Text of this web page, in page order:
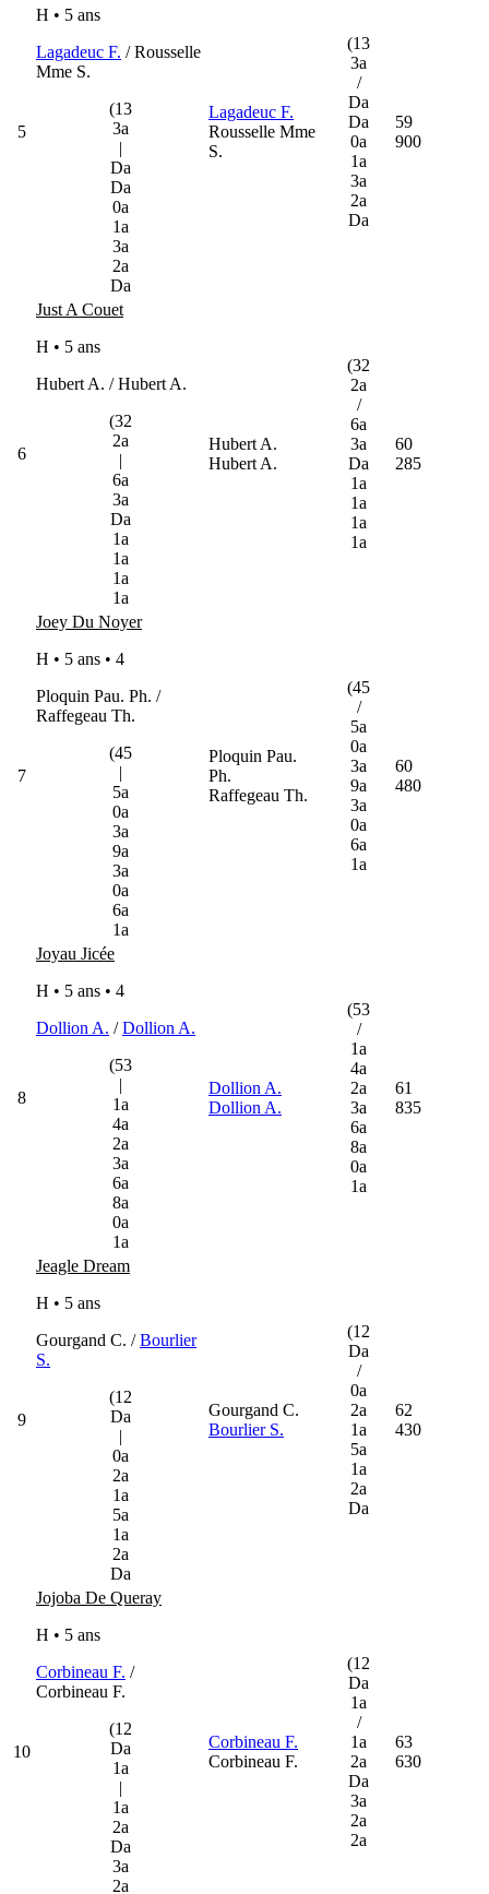
5
H • 5 ans
Lagadeuc F. / Rousselle
Mme S.
(13
3a
|
Da
Da
0a
1a
3a
2a
Da
Lagadeuc F.
Rousselle Mme
S.
(13
3a
/
Da
Da
0a
1a
3a
2a
Da
59
900
6
Just A Couet
H • 5 ans
Hubert A. / Hubert A.
(32
2a
|
6a
3a
Da
1a
1a
1a
1a
Hubert A.
Hubert A.
(32
2a
/
6a
3a
Da
1a
1a
1a
1a
60
285
7
Joey Du Noyer
H • 5 ans • 4
Ploquin Pau. Ph. /
Raffegeau Th.
(45
|
5a
0a
3a
9a
3a
0a
6a
1a
Ploquin Pau.
Ph.
Raffegeau Th.
(45
/
5a
0a
3a
9a
3a
0a
6a
1a
60
480
8
Joyau Jicée
H • 5 ans • 4
Dollion A. /Dollion A.
(53
|
1a
4a
2a
3a
6a
8a
0a
1a
Dollion A.
Dollion A.
(53
/
1a
4a
2a
3a
6a
8a
0a
1a
61
835
9
Jeagle Dream
H • 5 ans
Gourgand C. /Bourlier
S.
(12
Da
|
0a
2a
1a
5a
1a
2a
Da
Gourgand C.
Bourlier S.
(12
Da
/
0a
2a
1a
5a
1a
2a
Da
62
430
10
Jojoba De Queray
H • 5 ans
Corbineau F. /
Corbineau F.
(12
Da
1a
|
1a
2a
Da
3a
2a
Corbineau F.
Corbineau F.
(12
Da
1a
/
1a
2a
Da
3a
2a
2a
63
630